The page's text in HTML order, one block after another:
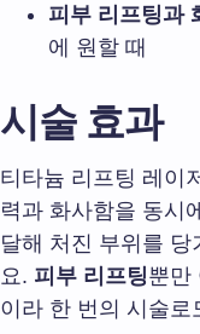
피부 리프팅과
에 원할 때
시술 효과
티타늄 리프팅 레이
력과 화사함을 동시
달해 처진 부위를
요. 피부 리프팅뿐만
이라 한 번의 시술